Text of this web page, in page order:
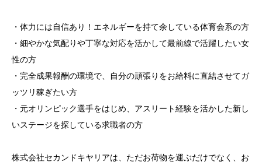
・体力には自信あり！エネルギーを持て余している体育会系の方
・細やかな気配りや丁寧な対応を活かして最前線で活躍したい女
性の方
・完全成果報酬の環境で、自分の頑張りをお給料に直結させてガ
ッツリ稼ぎたい方
・元オリンピック選手をはじめ、アスリート経験を活かした新し
いステージを探している求職者の方
株式会社セカンドキヤリアは、ただお荷物を運ぶだけでなく、お